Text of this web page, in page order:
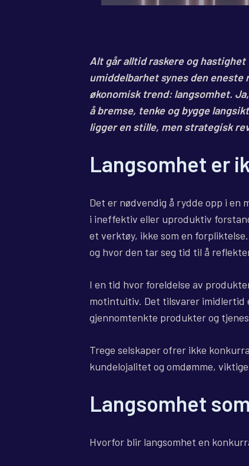
Alt går alltid raskere og
umiddelbarhet synes den
økonomisk trend: langsomhet.
å bremse, tenke og bygge
ligger en stille, men strategisk
Langsomhet er
Det er nødvendig å rydde opp i en
i ineffektiv eller uproduktiv
et verktøy, ikke som en
og hvor den tar seg tid til å
I en tid hvor foreldelse av
motintuitiv. Det tilsvarer
gjennomtenkte produkter og
Trege selskaper ofrer ikke
kundelojalitet og omdømme,
Langsomhet
Hvorfor blir langsomhet en